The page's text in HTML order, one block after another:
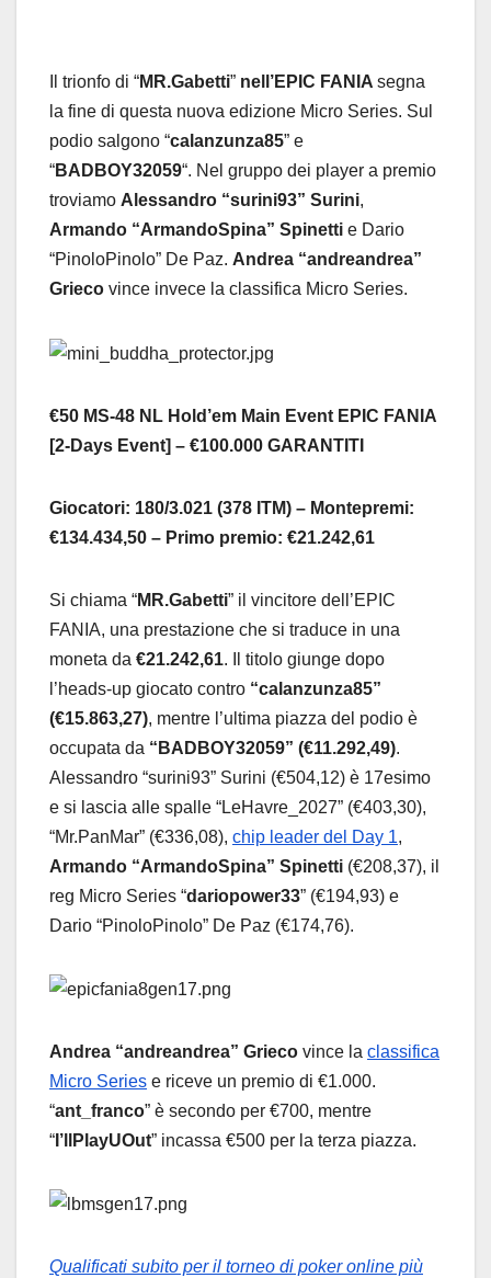
Il trionfo di “MR.Gabetti” nell’EPIC FANIA segna
la fine di questa nuova edizione Micro Series. Sul
podio salgono “calanzunza85” e
“BADBOY32059“. Nel gruppo dei player a premio
troviamo Alessandro “surini93” Surini,
Armando “ArmandoSpina” Spinetti e Dario
“PinoloPinolo” De Paz. Andrea “andreandrea”
Grieco vince invece la classifica Micro Series.
€50 MS-48 NL Hold’em Main Event EPIC FANIA
[2-Days Event] – €100.000 GARANTITI
Giocatori: 180/3.021 (378 ITM) – Montepremi:
€134.434,50 – Primo premio: €21.242,61
Si chiama “MR.Gabetti” il vincitore dell’EPIC
FANIA, una prestazione che si traduce in una
moneta da €21.242,61. Il titolo giunge dopo
l’heads-up giocato contro “calanzunza85”
(€15.863,27), mentre l’ultima piazza del podio è
occupata da “BADBOY32059” (€11.292,49).
Alessandro “surini93” Surini (€504,12) è 17esimo
e si lascia alle spalle “LeHavre_2027” (€403,30),
“Mr.PanMar” (€336,08), chip leader del Day 1,
Armando “ArmandoSpina” Spinetti (€208,37), il
reg Micro Series “dariopower33” (€194,93) e
Dario “PinoloPinolo” De Paz (€174,76).
Andrea “andreandrea” Grieco vince la classifica
Micro Series e riceve un premio di €1.000.
“ant_franco” è secondo per €700, mentre
“ I’llPlayUOut” incassa €500 per la terza piazza.
Qualificati subito per il torneo di poker online più